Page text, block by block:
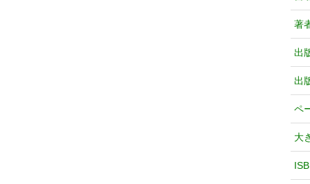
著
出
出
ペ
大